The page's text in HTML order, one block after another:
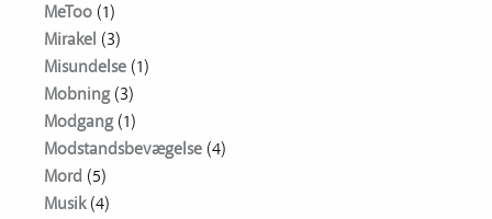
MeToo (1)
Mirakel (3)
Misundelse (1)
Mobning(3)
Modgang(1)
Modstandsbevægelse (4)
Mord (5)
Musik(4)